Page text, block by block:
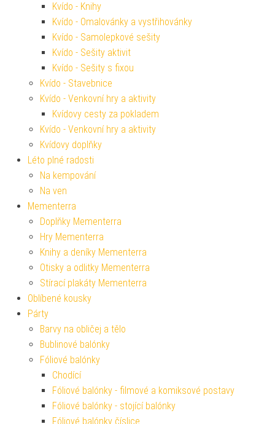
Kvído - Knihy
Kvído - Omalovánky a vystřihovánky
Kvído - Samolepkové sešity
Kvído - Sešity aktivit
Kvído - Sešity s fixou
Kvído - Stavebnice
Kvído - Venkovní hry a aktivity
Kvídovy cesty za pokladem
Kvído - Venkovní hry a aktivity
Kvídovy doplňky
Léto plné radosti
Na kempování
Na ven
Mementerra
Doplňky Mementerra
Hry Mementerra
Knihy a deníky Mementerra
Otisky a odlitky Mementerra
Stírací plakáty Mementerra
Oblíbené kousky
Párty
Barvy na obličej a tělo
Bublinové balónky
Fóliové balónky
Chodící
Fóliové balónky - filmové a komiksové postavy
Fóliové balónky - stojící balónky
Fóliové balónky číslice